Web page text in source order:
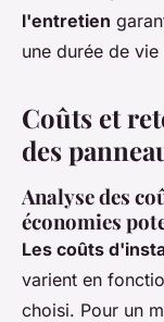
l'entretien
une durée de
Coûts et
des
Analyse des
économies
Les coûts
varient en
choisi. Pour un